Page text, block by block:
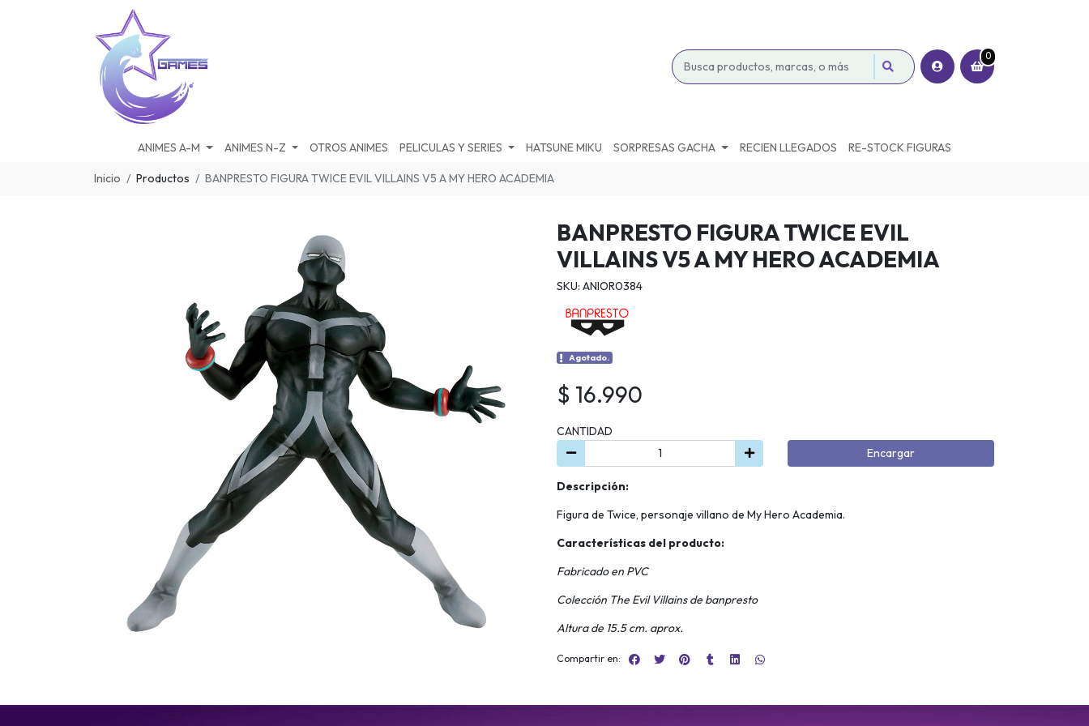
0
ANIMES A-M ANIMES N-Z OTROS ANIMES PELICULAS Y SERIES HATSUNE MIKU SORPRESAS GACHA RECIEN LLEGADOS RE-STOCK FIGURAS
Inicio Productos BANPRESTO FIGURA TWICE EVIL VILLAINS V5 A MY HERO ACADEMIA
BANPRESTO FIGURA TWICE EVIL
VILLAINS V5 A MY HERO ACADEMIA
SKU: ANIOR0384
Agotado.
$ 16.990
CANTIDAD
Encargar
Descripción:
Figura de Twice, personaje villano de My Hero Academia.
Características del producto:
Fabricado en PVC
Colección The Evil Villains de banpresto
Altura de 15.5 cm. aprox.
Compartir en: